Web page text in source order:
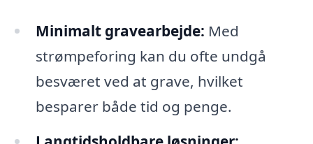
Minimalt gravearbejde: Med
strømpeforing kan du ofte undgå
besværet ved at grave, hvilket
besparer både tid og penge.